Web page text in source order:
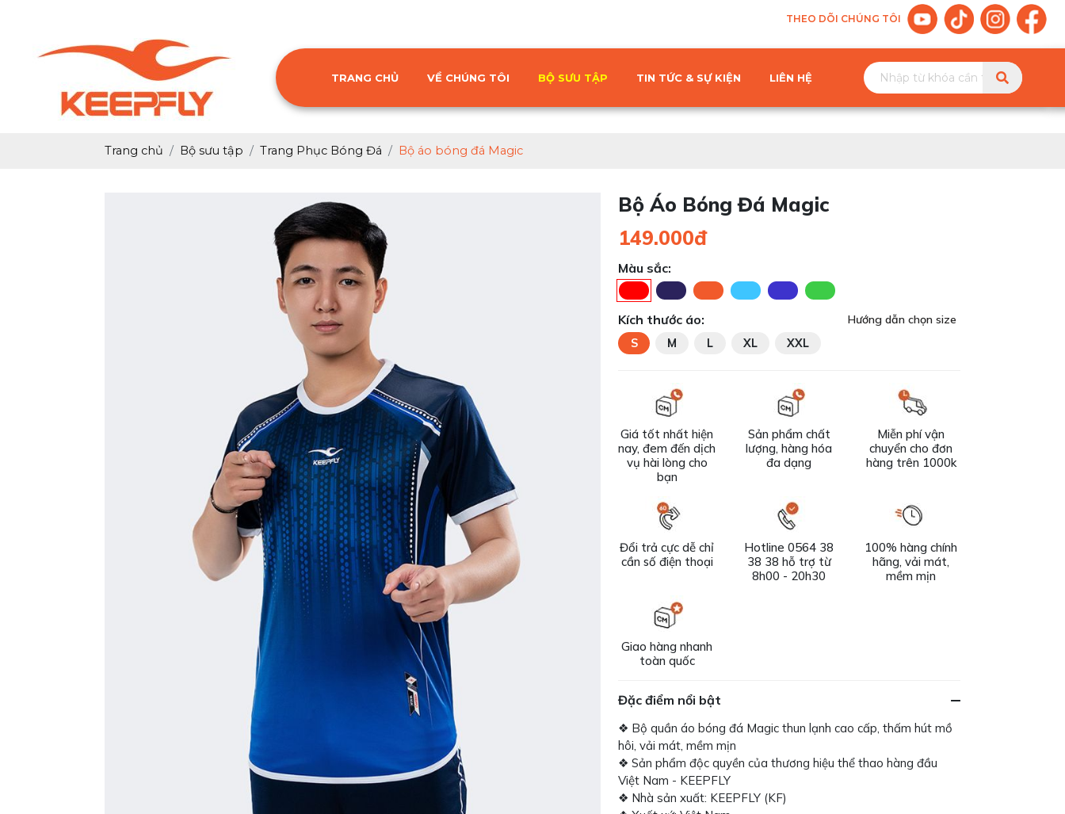
THEO DÕI CHÚNG TÔI
TRANG CHỦ VỀ CHÚNG TÔI BỘ SƯU TẬP TIN TỨC & SỰ KIỆN LIÊN HỆ
Trang chủ Bộ sưu tập Trang Phục Bóng Đá Bộ áo bóng đá Magic
Bộ Áo Bóng Đá Magic
149.000đ
Màu sắc:
Kích thước áo: Hướng dẫn chọn size
S M L XL XXL
Giá tốt nhất hiện
nay, đem đến dịch
vụ hài lòng cho
bạn
Sản phẩm chất
lượng, hàng hóa
đa dạng
Miễn phí vận
chuyển cho đơn
hàng trên 1000k
Đổi trả cực dễ chỉ
cần số điện thoại
Hotline 0564 38
38 38 hỗ trợ từ
8h00 - 20h30
100% hàng chính
hãng, vải mát,
mềm mịn
Giao hàng nhanh
toàn quốc
Đặc điểm nổi bật
❖ Bộ quần áo bóng đá Magic thun lạnh cao cấp, thấm hút mồ
hôi, vải mát, mềm mịn
❖ Sản phẩm độc quyền của thương hiệu thể thao hàng đầu
Việt Nam - KEEPFLY
❖ Nhà sản xuất: KEEPFLY (KF)